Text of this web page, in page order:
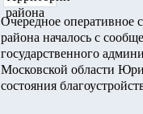
Очередное оперативное
района началось с
государственного
Московской области
состояния